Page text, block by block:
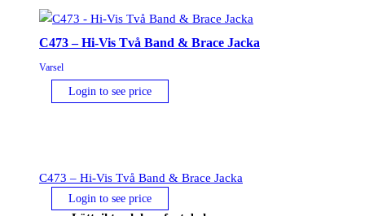
C473 – Hi-Vis Två Band & Brace Jacka
Varsel
Login to see price
C473 – Hi-Vis Två Band & Brace Jacka
Login to see price